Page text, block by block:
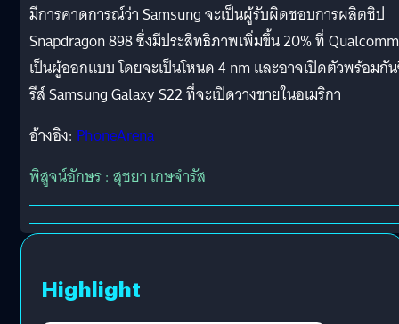
มีการคาดการณ์ว่า Samsung จะเป็นผู้รับผิดชอบการผลิตชิป
Snapdragon 898 ซึ่งมีประสิทธิภาพเพิ่มขึ้น 20% ที่ Qualcomm
เป็นผู้ออกแบบ โดยจะเป็นโหนด 4 nm และอาจเปิดตัวพร้อมกั
รีส์ Samsung Galaxy S22 ที่จะเปิดวางขายในอเมริกา
อ้างอิง: PhoneArena
พิสูจน์อักษร : สุชยา เกษจำรัส
Highlight